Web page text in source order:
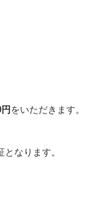
をいただきます。
なります。